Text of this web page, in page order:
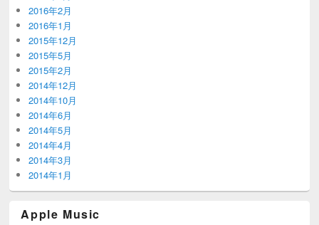
2016年2月
2016年1月
2015年12月
2015年5月
2015年2月
2014年12月
2014年10月
2014年6月
2014年5月
2014年4月
2014年3月
2014年1月
Apple Music